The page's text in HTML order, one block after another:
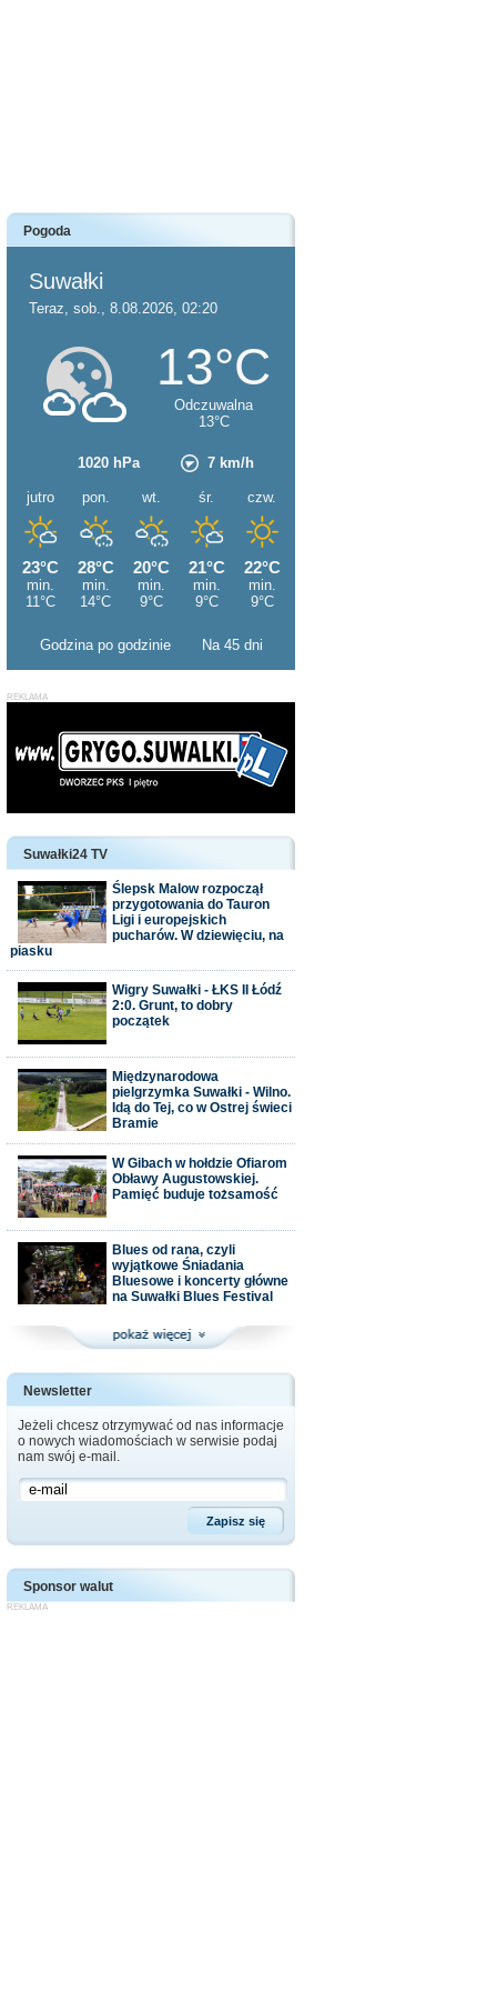
Pogoda
Godzina po godzinie Na 45 dni
Suwałki24 TV
Ślepsk Malow rozpoczął
przygotowania do Tauron
Ligi i europejskich
pucharów. W dziewięciu, na
piasku
Wigry Suwałki - ŁKS II Łódź
2:0. Grunt, to dobry
początek
Międzynarodowa
pielgrzymka Suwałki - Wilno.
Idą do Tej, co w Ostrej świeci
Bramie
W Gibach w hołdzie Ofiarom
Obławy Augustowskiej.
Pamięć buduje tożsamość
Blues od rana, czyli
wyjątkowe Śniadania
Bluesowe i koncerty główne
na Suwałki Blues Festival
Newsletter
Jeżeli chcesz otrzymywać od nas informacje
o nowych wiadomościach w serwisie podaj
nam swój e-mail.
Sponsor walut